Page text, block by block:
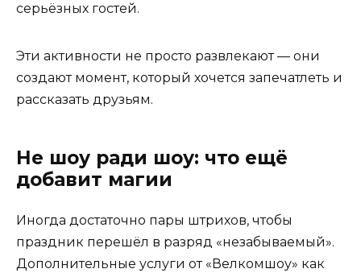
серьёзных гостей.
Эти активности не просто развлекают — они
создают момент, который хочется запечатлеть и
рассказать друзьям.
Не шоу ради шоу: что ещё
добавит магии
Иногда достаточно пары штрихов, чтобы
праздник перешёл в разряд «незабываемый».
Дополнительные услуги от «Велкомшоу» как